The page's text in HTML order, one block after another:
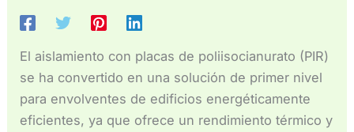
El aislamiento con placas de poliisocianurato (PIR)
se ha convertido en una solución de primer nivel
para envolventes de edificios energéticamente
eficientes, ya que ofrece un rendimiento térmico y
Español de Chile
Español de México
Español de Argentina